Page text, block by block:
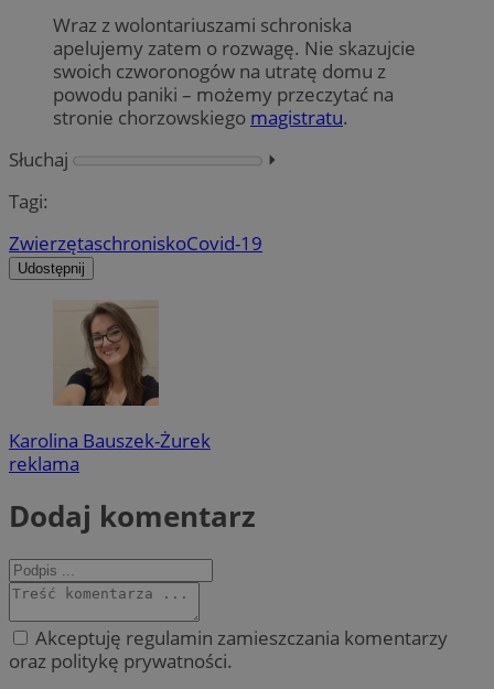
Wraz z wolontariuszami schroniska
apelujemy zatem o rozwagę. Nie skazujcie
swoich czworonogów na utratę domu z
powodu paniki – możemy przeczytać na
stronie chorzowskiego magistratu.
Słuchaj
⏵︎
Tagi:
ZwierzętaschroniskoCovid-19
Udostępnij
Karolina Bauszek-Żurek
reklama
Dodaj komentarz
Akceptuję regulamin zamieszczania komentarzy
oraz politykę prywatności.